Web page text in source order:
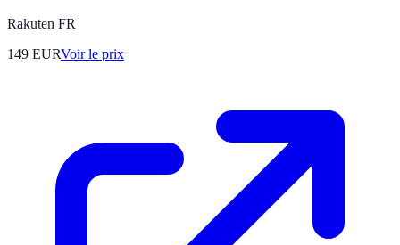
Rakuten FR
149 EURVoir le prix